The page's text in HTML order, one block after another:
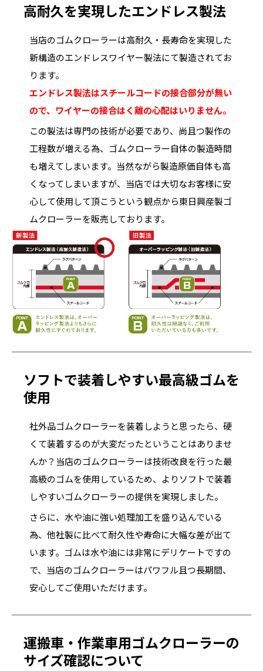
高耐久を実現したエンドレス製法
当店のゴムクローラーは高耐久・長寿命を実現した
新構造のエンドレスワイヤー製法にて製造されてお
ります。
エンドレス製法はスチールコードの接合部分が無い
ので、ワイヤーの接合はく離の心配はいりません。
この製法は専門の技術が必要であり、尚且つ製作の
工程数が増える為、ゴムクローラー自体の製造時間
も増えてしまいます。当然ながら製造原価自体も高
くなってしまいますが、当店では大切なお客様に安
心して使用して頂こうという観点から東日興産製ゴ
ムクローラーを販売しております。
ソフトで装着しやすい最高級ゴムを
使用
社外品ゴムクローラーを装着しようと思ったら、硬
くて装着するのが大変だったということはありませ
んか？当店のゴムクローラーは技術改良を行った最
高級のゴムを使用しているため、よりソフトで装着
しやすいゴムクローラーの提供を実現しました。
さらに、水や油に強い処理加工を盛り込んでいる
為、他社製に比べて耐久性や寿命に大幅な差が出て
います。ゴムは水や油には非常にデリケートですの
で、当店のゴムクローラーはパワフル且つ長期間、
安心してご使用いただけます。
運搬車・作業車用ゴムクローラーの
サイズ確認について